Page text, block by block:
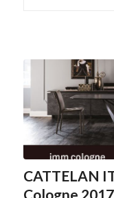
CATTELAN
Cologne 2017